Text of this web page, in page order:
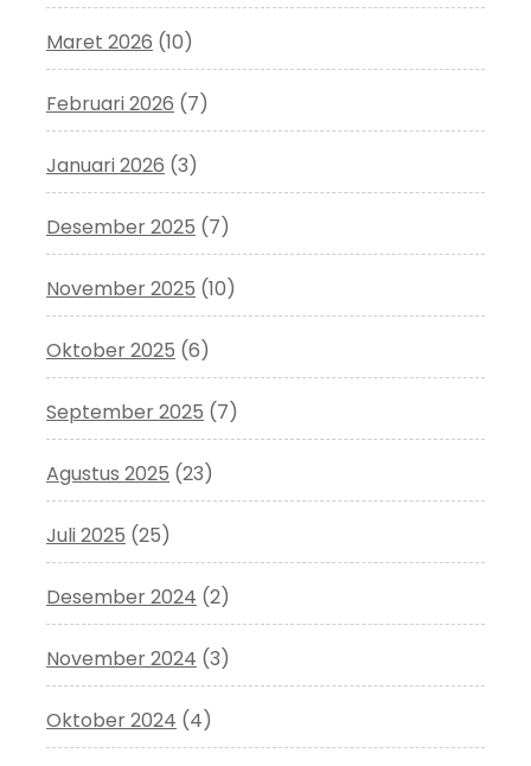
Maret 2026 (10)
Februari 2026 (7)
Januari 2026 (3)
Desember 2025 (7)
November 2025 (10)
Oktober 2025 (6)
September 2025 (7)
Agustus 2025 (23)
Juli 2025 (25)
Desember 2024 (2)
November 2024 (3)
Oktober 2024 (4)